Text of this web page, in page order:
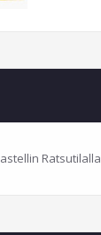
Ratsutilalla